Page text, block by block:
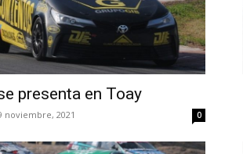
presenta en Toay
noviembre, 2021 0